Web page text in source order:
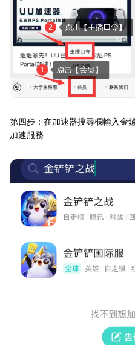
第四步：在加速器搜尋欄輸入金
加速服務